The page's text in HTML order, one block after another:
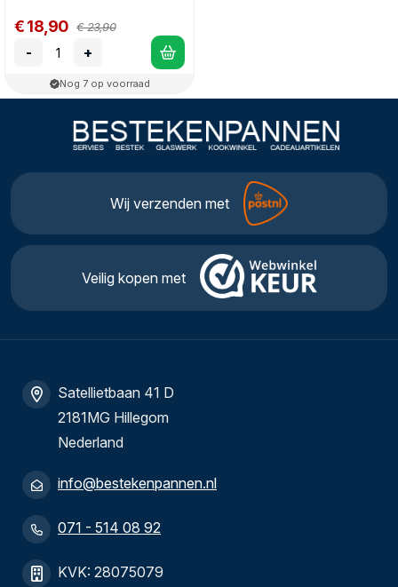
€ 18,90 € 23,90
- +
Nog 7 op voorraad
Wij verzenden met
Veilig kopen met
Satellietbaan 41 D
2181MG Hillegom
Nederland
info@bestekenpannen.nl
071 - 514 08 92
KVK: 28075079